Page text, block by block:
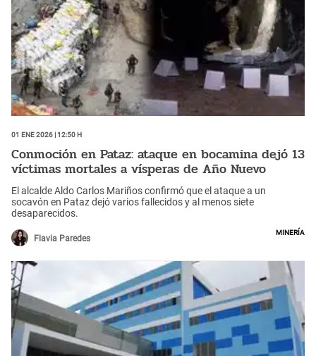
01 Ene 2026 | 12:50 h
Conmoción en Pataz: ataque en bocamina dejó 13
víctimas mortales a vísperas de Año Nuevo
El alcalde Aldo Carlos Mariños confirmó que el ataque a un
socavón en Pataz dejó varios fallecidos y al menos siete
desaparecidos.
Flavia Paredes
Minería